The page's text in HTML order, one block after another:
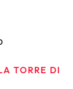
TORRE DI